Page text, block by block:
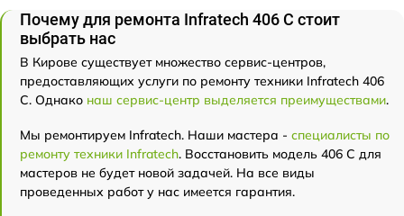
Почему для ремонта Infratech 406 С стоит
выбрать нас
В Кирове существует множество сервис-центров,
предоставляющих услуги по ремонту техники Infratech 406
С. Однако наш сервис-центр выделяется преимуществами.
Мы ремонтируем Infratech. Наши мастера - специалисты по
ремонту техники Infratech. Восстановить модель 406 С для
мастеров не будет новой задачей. На все виды
проведенных работ у нас имеется гарантия.